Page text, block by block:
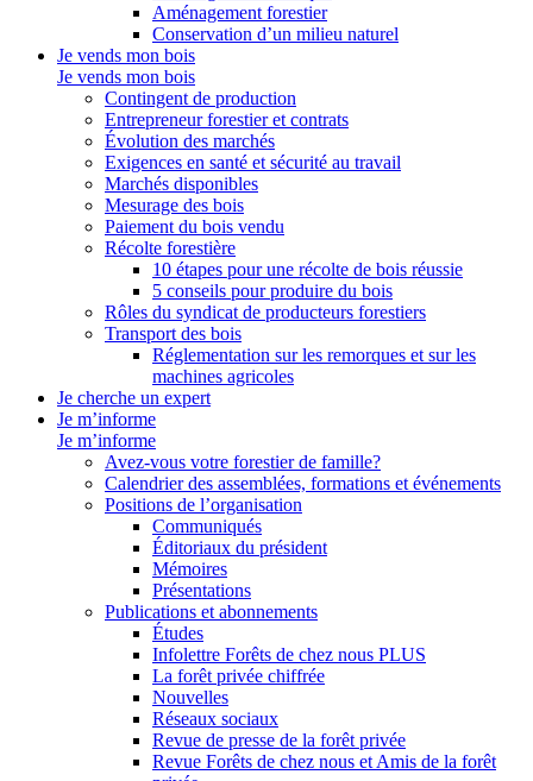
Aménagement forestier
Conservation d’un milieu naturel
Je vends mon bois
Je vends mon bois
Contingent de production
Entrepreneur forestier et contrats
Évolution des marchés
Exigences en santé et sécurité au travail
Marchés disponibles
Mesurage des bois
Paiement du bois vendu
Récolte forestière
10 étapes pour une récolte de bois réussie
5 conseils pour produire du bois
Rôles du syndicat de producteurs forestiers
Transport des bois
Réglementation sur les remorques et sur les
machines agricoles
Je cherche un expert
Je m’informe
Je m’informe
Avez-vous votre forestier de famille?
Calendrier des assemblées, formations et événements
Positions de l’organisation
Communiqués
Éditoriaux du président
Mémoires
Présentations
Publications et abonnements
Études
Infolettre Forêts de chez nous PLUS
La forêt privée chiffrée
Nouvelles
Réseaux sociaux
Revue de presse de la forêt privée
Revue Forêts de chez nous et Amis de la forêt